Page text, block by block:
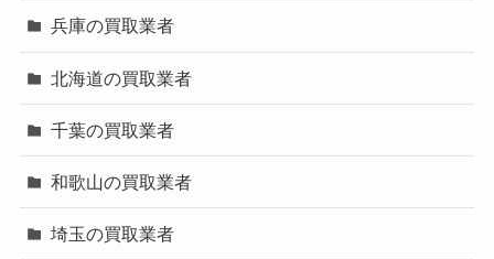
兵庫の買取業者
北海道の買取業者
千葉の買取業者
和歌山の買取業者
埼玉の買取業者